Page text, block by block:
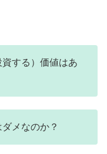
する）価値はあ
メなのか？